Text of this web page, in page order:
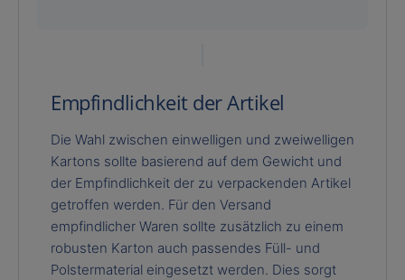
Empfindlichkeit der Artikel
Die Wahl zwischen einwelligen und zweiwelligen
Kartons sollte basierend auf dem Gewicht und
der Empfindlichkeit der zu verpackenden Artikel
getroffen werden. Für den Versand
empfindlicher Waren sollte zusätzlich zu einem
robusten Karton auch passendes Füll- und
Polstermaterial eingesetzt werden. Dies sorgt